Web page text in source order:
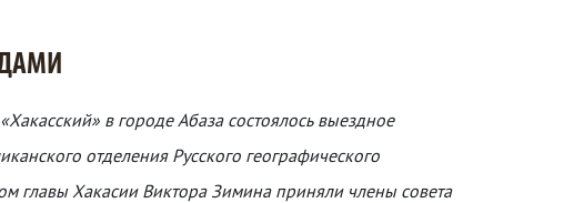
в городе Абаза состоялось выездное
отделения Русского географического
главы Хакасии Виктора Зимина приняли члены совета